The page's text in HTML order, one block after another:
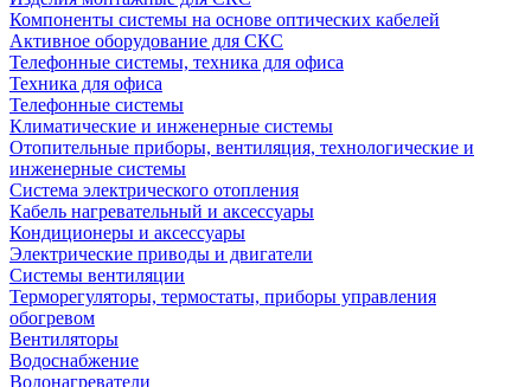
Компоненты системы на основе оптических кабелей
Активное оборудование для СКС
Телефонные системы, техника для офиса
Техника для офиса
Телефонные системы
Климатические и инженерные системы
Отопительные приборы, вентиляция, технологические и
инженерные системы
Система электрического отопления
Кабель нагревательный и аксессуары
Кондиционеры и аксессуары
Электрические приводы и двигатели
Системы вентиляции
Терморегуляторы, термостаты, приборы управления
обогревом
Вентиляторы
Водоснабжение
Водонагреватели